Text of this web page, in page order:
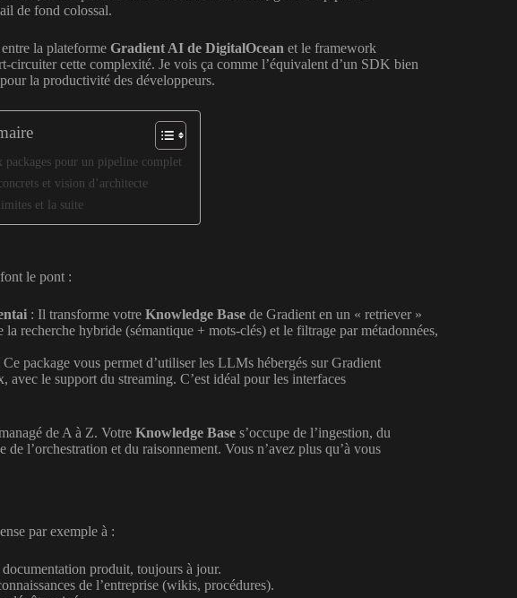
de fond colossal.
la plateforme Gradient AI de DigitalOcean et le framework
circuiter cette complexité. Je vois ça comme l’équivalent d’un SDK bien
la productivité des développeurs.
packages pour un pipeline complet
et vision d’architecte
et la suite
le pont :
: Il transforme votre Knowledge Base de Gradient en un « retriever »
recherche hybride (sémantique + mots-clés) et le filtrage par métadonnées,
Ce package vous permet d’utiliser les LLMs hébergés sur Gradient
le support du streaming. C’est idéal pour les interfaces
de A à Z. Votre Knowledge Base s’occupe de l’ingestion, du
l’orchestration et du raisonnement. Vous n’avez plus qu’à vous
par exemple à :
produit, toujours à jour.
de l’entreprise (wikis, procédures).